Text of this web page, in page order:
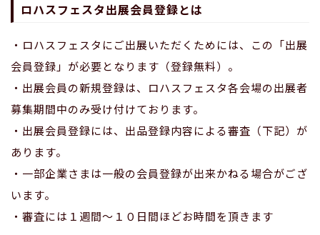
ロハスフェスタ出展会員登録とは
・ロハスフェスタにご出展いただくためには、この「出展
会員登録」が必要となります（登録無料）。
・出展会員の新規登録は、ロハスフェスタ各会場の出展者
募集期間中のみ受け付けております。
・出展会員登録には、出品登録内容による審査（下記）が
あります。
・⼀部企業さまは⼀般の会員登録が出来かねる場合がござ
います。
・審査には１週間〜１０⽇間ほどお時間を頂きます